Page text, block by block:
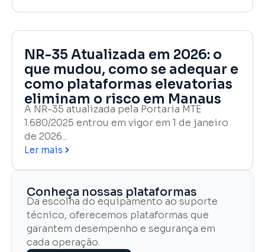
NR-35 Atualizada em 2026: o
que mudou, como se adequar e
como plataformas elevatorias
eliminam o risco em Manaus
A NR-35 atualizada pela Portaria MTE
1.680/2025 entrou em vigor em 1 de janeiro
de 2026...
Ler mais
Conheça nossas plataformas
Da escolha do equipamento ao suporte
técnico, oferecemos plataformas que
garantem desempenho e segurança em
cada operação.